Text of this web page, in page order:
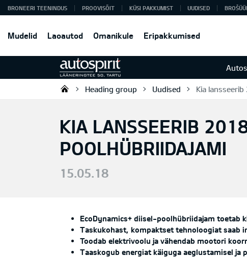
Mudelid Laoautod Omanikule Eripakkumised
BRONEERI TEENINDUS PROOVISÕIT KÜSI PAKKUMIST UUDISED
Autospirit Tartu OÜ
Heading group Uudised Kia
KIA LANSSEERIB
POOLHÜBRIIDAJAMI
15.05.18
EcoDynamics+ diisel-poolhübriidajam toetab
Taskukohast, kompaktset tehnoloogiat saab
Toodab elektrivoolu ja vähendab mootori
Taaskogub energiat käiguga aeglustamisel ja